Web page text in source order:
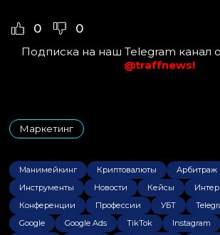
0 0
Подписка на наш Telegram канал
@traffnews!
Маркетинг
Манимейкинг Криптовалюты Арбитраж
Инструменты
Новости Кейсы
Конференции
Профессии УБТ
Google
Google Ads TikTok Instagram